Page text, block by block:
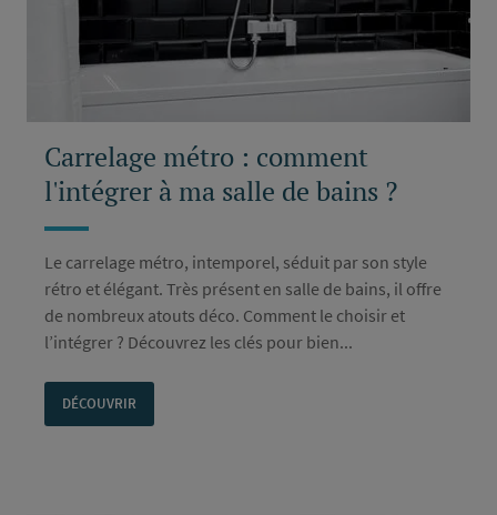
Carrelage métro : comment
l'intégrer à ma salle de bains ?
Le carrelage métro, intemporel, séduit par son style
rétro et élégant. Très présent en salle de bains, il offre
de nombreux atouts déco. Comment le choisir et
l’intégrer ? Découvrez les clés pour bien...
DÉCOUVRIR